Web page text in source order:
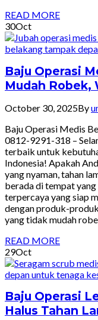
READ MORE
30Oct
Baju Operasi
Mudah Robek,
October 30, 2025By
Baju Operasi Medis
0812-9291-318 –
terbaik untuk
Indonesia! Apakah
yang nyaman, tahan
berada di tempat
terpercaya yang siap
dengan produk-
yang tidak mudah
READ MORE
29Oct
Baju Operasi
Halus Tahan